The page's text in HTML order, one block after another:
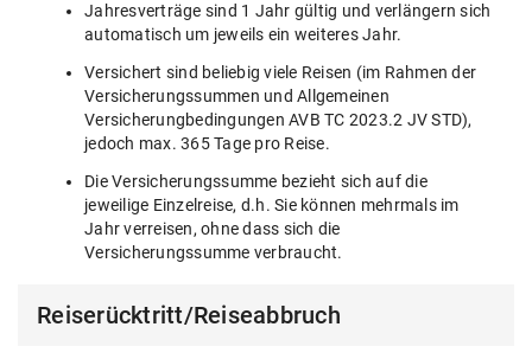
Jahresverträge sind 1 Jahr gültig und verlängern sich
automatisch um jeweils ein weiteres Jahr.
Versichert sind beliebig viele Reisen (im Rahmen der
Versicherungssummen und Allgemeinen
Versicherungbedingungen AVB TC 2023.2 JV STD),
jedoch max. 365 Tage pro Reise.
Die Versicherungssumme bezieht sich auf die
jeweilige Einzelreise, d.h. Sie können mehrmals im
Jahr verreisen, ohne dass sich die
Versicherungssumme verbraucht.
Reiserücktritt/Reiseabbruch